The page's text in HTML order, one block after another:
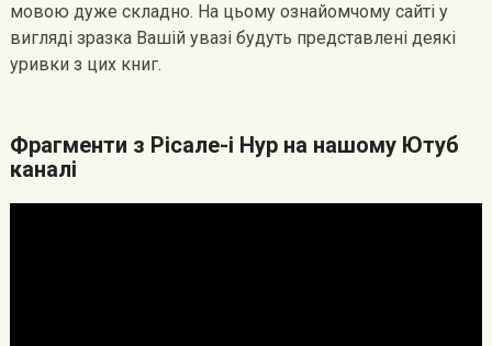
мовою дуже складно. На цьому ознайомчому сайті у
вигляді зразка Вашій увазі будуть представлені деякі
уривки з цих книг.
Фрагменти з Рісале-і Нур на нашому Ютуб
каналі